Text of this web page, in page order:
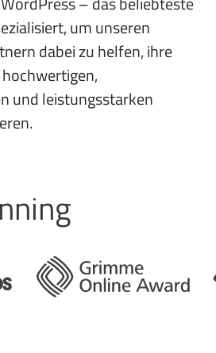
umunseren
dabei zu helfen, ihre
und leistungsstarken